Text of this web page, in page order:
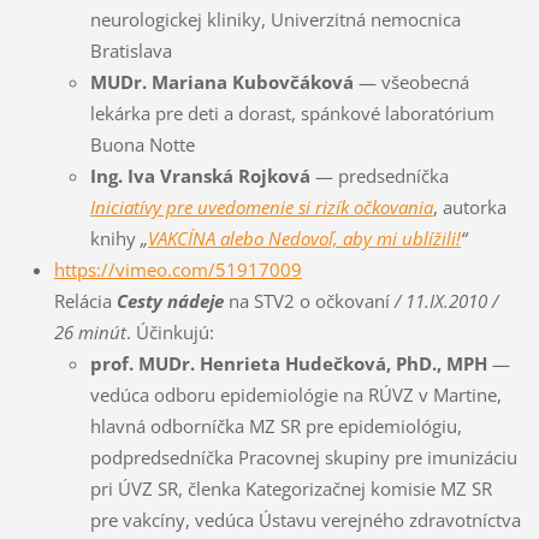
neurologickej kliniky, Univerzitná nemocnica
Bratislava
MUDr. Mariana Kubovčáková — všeobecná
lekárka pre deti a dorast, spánkové laboratórium
Buona Notte
Ing. Iva Vranská Rojková — predsedníčka
Iniciatívy pre uvedomenie si rizík očkovania, autorka
knihy „VAKCÍNA alebo Nedovoľ, aby mi ublížili!“
https://vimeo.com/51917009
Relácia Cesty nádejena STV2 o očkovaní / 11.IX.2010 /
26 minút. Účinkujú:
prof. MUDr. Henrieta Hudečková, PhD., MPH —
vedúca odboru epidemiológie na RÚVZ v Martine,
hlavná odborníčka MZ SR pre epidemiológiu,
podpredsedníčka Pracovnej skupiny pre imunizáciu
pri ÚVZ SR, členka Kategorizačnej komisie MZ SR
pre vakcíny, vedúca Ústavu verejného zdravotníctva